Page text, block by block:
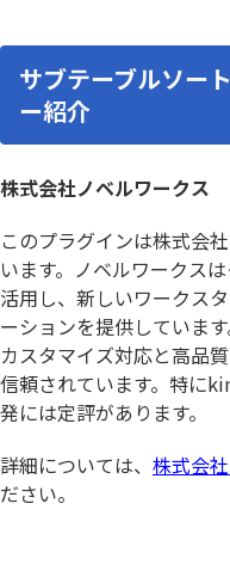
サブテーブルソー
ー紹介
株式会社ノベルワークス
このプラグインは株式会
います。ノベルワークス
活用し、新しいワークス
ーションを提供していま
カスタマイズ対応と高品
信頼されています。特に
発には定評があります。
詳細については、 株式会
ださい。